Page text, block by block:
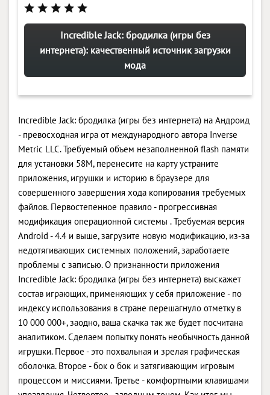
Incredible Jack: бродилка (игры без
интернета): качественный источник загрузки
мода
Incredible Jack: бродилка (игры без интернета) на Андроид
- превосходная игра от международного автора Inverse
Metric LLC. Требуемый объем незаполненной flash памяти
для установки 58M, перенесите на карту устраните
приложения, игрушки и историю в браузере для
совершенного завершения хода копирования требуемых
файлов. Первостепенное правило - прогрессивная
модификация операционной системы . Требуемая версия
Android - 4.4 и выше, загрузите новую модификацию, из-за
недотягивающих системных положений, заработаете
проблемы с записью. О признанности приложения
Incredible Jack: бродилка (игры без интернета) выскажет
состав играющих, применяющих у себя приложение - по
индексу использования в стране перешагнуло отметку в
10 000 000+, заодно, ваша скачка так же будет посчитана
аналитиком. Сделаем попытку понять необычность данной
игрушки. Первое - это похвальная и зрелая графическая
оболочка. Второе - бок о бок и затягивающим игровым
процессом и миссиями. Третье - комфортными клавишами